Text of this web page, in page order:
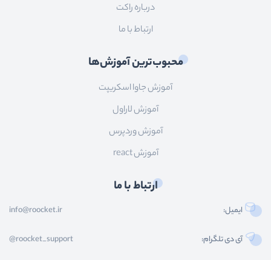
درباره راکت
ارتباط با ما
محبوب‌ترین آموزش‌ها
آموزش جاوا اسکریپت
آموزش لاراول
آموزش وردپرس
آموزش react
ارتباط با ما
ایمیل: info@roocket.ir
آی دی تلگرام: @roocket_support